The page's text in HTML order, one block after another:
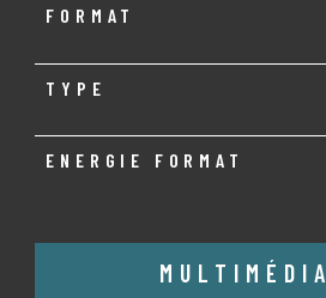
FORMAT
TYPE
ENERGIE FORMAT
MULTIMÉDIA